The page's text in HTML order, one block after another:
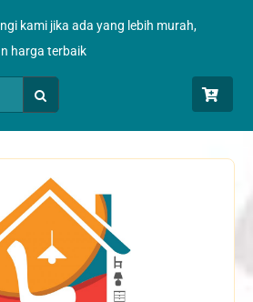
kami jika ada yang lebih murah,
harga terbaik